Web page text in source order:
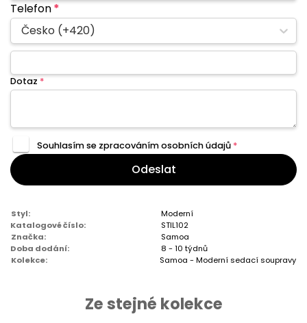
Telefon*
Česko (+420)
Dotaz *
Souhlasím se zpracovánímosobních údajů *
Odeslat
Styl:
Moderní
Katalogové číslo:
STIL102
Značka:
Samoa
Doba dodání:
8 - 10 týdnů
Kolekce:
Samoa - Moderní sedací soupravy
Ze stejné kolekce